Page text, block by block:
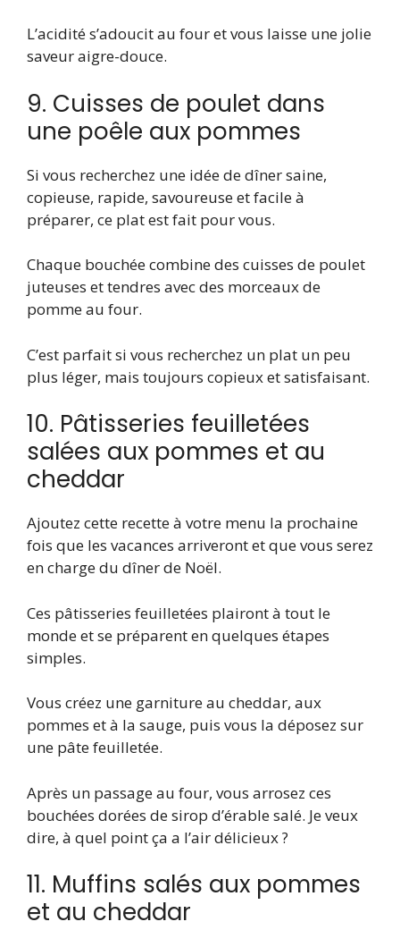
L’acidité s’adoucit au four et vous laisse une jolie
saveur aigre-douce.
9. Cuisses de poulet dans
une poêle aux pommes
Si vous recherchez une idée de dîner saine,
copieuse, rapide, savoureuse et facile à
préparer, ce plat est fait pour vous.
Chaque bouchée combine des cuisses de poulet
juteuses et tendres avec des morceaux de
pomme au four.
C’est parfait si vous recherchez un plat un peu
plus léger, mais toujours copieux et satisfaisant.
10. Pâtisseries feuilletées
salées aux pommes et au
cheddar
Ajoutez cette recette à votre menu la prochaine
fois que les vacances arriveront et que vous serez
en charge du dîner de Noël.
Ces pâtisseries feuilletées plairont à tout le
monde et se préparent en quelques étapes
simples.
Vous créez une garniture au cheddar, aux
pommes et à la sauge, puis vous la déposez sur
une pâte feuilletée.
Après un passage au four, vous arrosez ces
bouchées dorées de sirop d’érable salé. Je veux
dire, à quel point ça a l’air délicieux ?
11. Muffins salés aux pommes
et au cheddar